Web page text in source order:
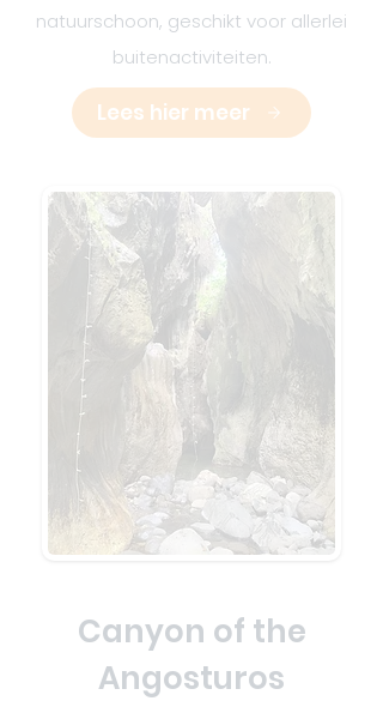
natuurschoon, geschikt voor allerlei
buitenactiviteiten.
Lees hier meer
Canyon of the
Angosturos